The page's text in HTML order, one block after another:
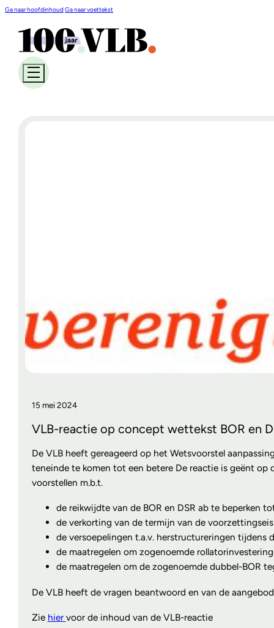
Ga naar hoofdinhoudGa naar voettekst
15 mei 2024
VLB-reactie op concept wettekst BOR en
De VLB heeft gereageerd op het Wetsvoorstel
teneinde te komen tot een betere De reactie is geënt op
voorstellen m.b.t.
de reikwijdte van de BOR en DSR ab te beperken
de verkorting van de termijn van de
de versoepelingen t.a.v. herstructureringen
de maatregelen om zogenoemde
de maatregelen om de zogenoemde dubbel-BOR
De VLB heeft de vragen beantwoord en van de
Zie hier voor de inhoud van de VLB-reactie